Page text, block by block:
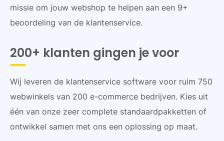
missie om jouw webshop te helpen aan een 9+
beoordeling van de klantenservice.
200+ klanten gingen je voor
Wij leveren de klantenservice software voor ruim 750
webwinkels van 200 e-commerce bedrijven. Kies uit
één van onze zeer complete standaardpakketten of
ontwikkel samen met ons een oplossing op maat.